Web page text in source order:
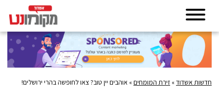
חדשות אשדוד» זירת המומחים» אוהבים יין טוב? צאו לחופשה בהרי ירושלים!